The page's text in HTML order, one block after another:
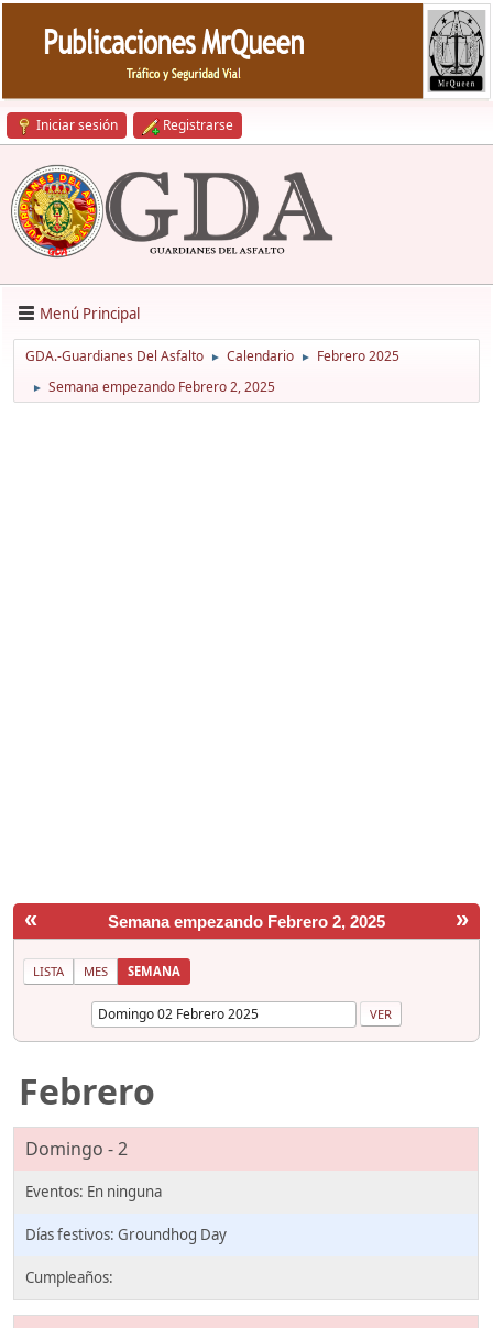
Iniciar sesión Registrarse
Menú Principal
GDA.-Guardianes Del Asfalto ► Calendario ► Febrero 2025
► Semana empezando Febrero 2, 2025
« »
Semana empezando Febrero 2, 2025
LISTA MES SEMANA
Febrero
Domingo - 2
Groundhog Day